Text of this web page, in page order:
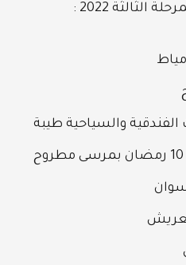
الثالثة 2022 :
الفندقية والسياحية طيبة